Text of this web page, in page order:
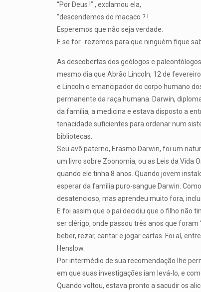
“Por Deus !” , exclamou ela,
“descendemos do macaco ? !
Esperemos que não seja verdade.
E se for…rezemos para que ninguém fique
As descobertas dos geólogos e
mesmo dia que Abrão Lincoln, 12 de
e Lincoln o emancipador do corpo humano
permanente da raça humana. Darwin,
da família, a medicina e estava disposto a
tenacidade suficientes para ordenar num
bibliotecas.
Seu avô paterno, Erasmo Darwin, foi um
um livro sobre Zoonomia, ou as Leis da Vida
quando ele tinha 8 anos. Quando jovem
esperar da família puro-sangue Darwin.
desatencioso, mas aprendeu muito fora,
E foi assim que o pai decidiu que o filho não
ser clérigo, onde passou três anos que
beber, rezar, cantar e jogar cartas. Foi aí,
Henslow.
Por intermédio de sua recomendação lhe
em que suas investigações iam levá-lo, e
Quando voltou, estava pronto a sacudir os